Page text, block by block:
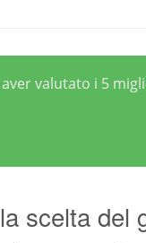
valutato i 5
scelta del